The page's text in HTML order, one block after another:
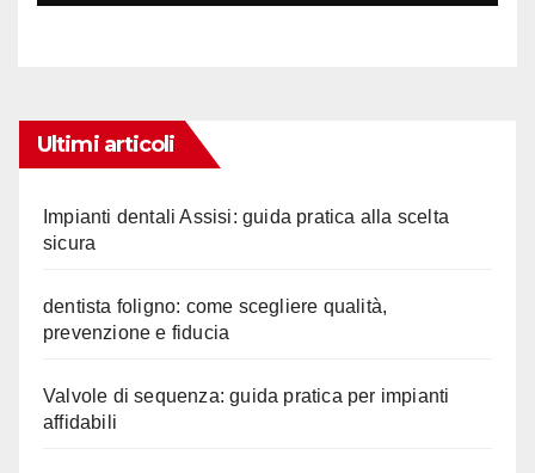
Ultimi articoli
Impianti dentali Assisi: guida pratica alla scelta
sicura
dentista foligno: come scegliere qualità,
prevenzione e fiducia
Valvole di sequenza: guida pratica per impianti
affidabili